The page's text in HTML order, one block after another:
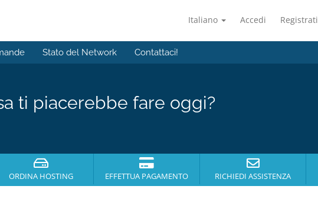
Italiano Accedi Registrati
Stato del Network Contattaci!
ti piacerebbe fare oggi?
ORDINA HOSTING EFFETTUA PAGAMENTO RICHIEDI ASSISTENZA